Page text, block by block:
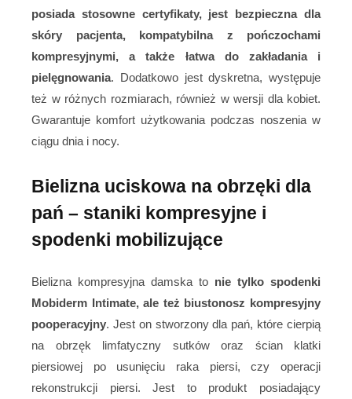
posiada stosowne certyfikaty, jest bezpieczna dla
skóry pacjenta, kompatybilna z pończochami
kompresyjnymi, a także łatwa do zakładania i
pielęgnowania. Dodatkowo jest dyskretna, występuje
też w różnych rozmiarach, również w wersji dla kobiet.
Gwarantuje komfort użytkowania podczas noszenia w
ciągu dnia i nocy.
Bielizna uciskowa na obrzęki dla
pań – staniki kompresyjne i
spodenki mobilizujące
Bielizna kompresyjna damska to nie tylko spodenki
Mobiderm Intimate, ale też biustonosz kompresyjny
pooperacyjny. Jest on stworzony dla pań, które cierpią
na obrzęk limfatyczny sutków oraz ścian klatki
piersiowej po usunięciu raka piersi, czy operacji
rekonstrukcji piersi. Jest to produkt posiadający